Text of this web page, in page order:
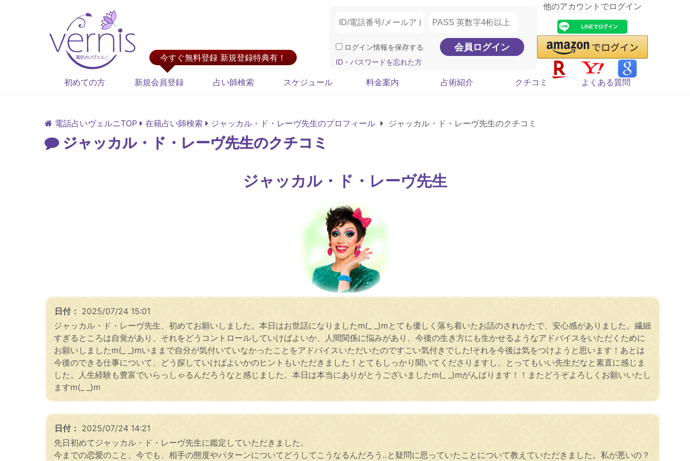
今すぐ無料登録 新規登録特典有！
ログイン情報を保存する
ID・パスワードを忘れた方
他のアカウントでログイン
初めての方 新規会員登録 占い師検索 スケジュール 料金案内 占術紹介 クチコミ よくある質問
電話占いヴェルニTOP 在籍占い師検索 ジャッカル・ド・レーヴ先生のプロフィール ジャッカル・ド・レーヴ先生のクチコミ
ジャッカル・ド・レーヴ先生のクチコミ
ジャッカル・ド・レーヴ先生
日付： 2025/07/24 15:01
ジャッカル・ド・レーヴ先生、初めてお願いしました。本日はお世話になりましたm(_ _)mとても優しく落ち着いたお話のされかたで、安心感がありました。繊細
すぎるところは自覚があり、それをどうコントロールしていけばよいか、人間関係に悩みがあり、今後の生き方にも生かせるようなアドバイスをいただくために
お願いしましたm(_ _)mいままで自分が気付いていなかったことをアドバイスいただいたのですごい気付きでした!それを今後は気をつけようと思います！あとは
今後のできる仕事について、どう探していけばよいかのヒントもいただきました！とてもしっかり聞いてくださりますし、とってもいい先生だなと素直に感じま
した。人生経験も豊富でいらっしゃるんだろうなと感じました。本日は本当にありがとうございましたm(_ _)mがんばります！！またどうぞよろしくお願いいたし
ますm(_ _)m
日付： 2025/07/24 14:21
先日初めてジャッカル・ド・レーヴ先生に鑑定していただきました。
今までの恋愛のこと、今でも、相手の態度やパターンについてどうしてこうなるんだろう‥と疑問に思っていたことについて教えていただきました。私が悪いの？